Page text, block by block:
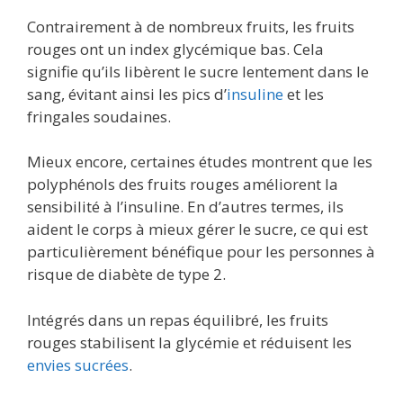
Contrairement à de nombreux fruits, les fruits
rouges ont un index glycémique bas. Cela
signifie qu’ils libèrent le sucre lentement dans le
sang, évitant ainsi les pics d’insulineet les
fringales soudaines.
Mieux encore, certaines études montrent que les
polyphénols des fruits rouges améliorent la
sensibilité à l’insuline. En d’autres termes, ils
aident le corps à mieux gérer le sucre, ce qui est
particulièrement bénéfique pour les personnes à
risque de diabète de type 2.
Intégrés dans un repas équilibré, les fruits
rouges stabilisent la glycémie et réduisent les
envies sucrées.